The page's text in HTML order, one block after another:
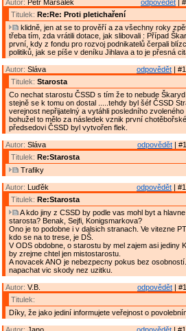
odpovědět |
Autor: Petr Maršálek
Titulek: Re:Re: Proti pletichaření
klidně, jen at se to prověří a za všechny roky
třeba tím, zda vrátili dotace, jak slibovali : Případ
první, kdy z fondu pro rozvoj podnikatelů čerpali
politiků, jak se píše v deníku Jihlava a to je přesná
odpovědět |
Autor: Sláva
Titulek: Starosta
Co nechat starostu ČSSD s tím že to nebude
stejně se k tomu on dostal .....tehdy byl šéf ČSSD
verejnost nepřijatelný a vytáhli posledního
bohužel to mělo za následek vznik první
předsedovi ČSSD byl vytvořen flek.
odpovědět |
Autor: Sláva
Titulek: Re:Starosta
Trafiky
odpovědět |
Autor: Luďěk
Titulek: Re:Starosta
A kdo jiny z CSSD by podle vas mohl byt a
starosta? Benak, Sejfi, Konigsmarkova?
Ono je to podobne i v dalsich stranach. Ve vitezne
kdo se na to trese, je DŠ.
V ODS obdobne, o starostu by mel zajem asi jediny
by zrejme chtel jen mistostarostu.
A novacek ANO je nebezpecny pokus bez
napachat vic skody nez uzitku.
odpovědět |
Autor: V.B.
Titulek:
Díky, že jako jediní informujete veřejnost o